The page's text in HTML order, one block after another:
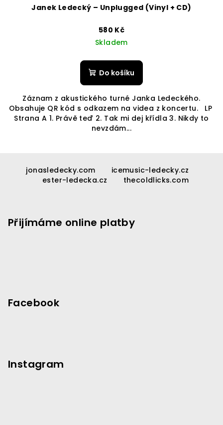
Janek Ledecký – Unplugged (Vinyl + CD)
580 Kč
Skladem
Do košíku
Záznam z akustického turné Janka Ledeckého.
Obsahuje QR kód s odkazem na videa z koncertu. LP
Strana A 1. Právě teď 2. Tak mi dej křídla 3. Nikdy to
nevzdám...
jonasledecky.com
icemusic-ledecky.cz
ester-ledecka.cz
thecoldlicks.com
Přijímáme online platby
Facebook
Instagram